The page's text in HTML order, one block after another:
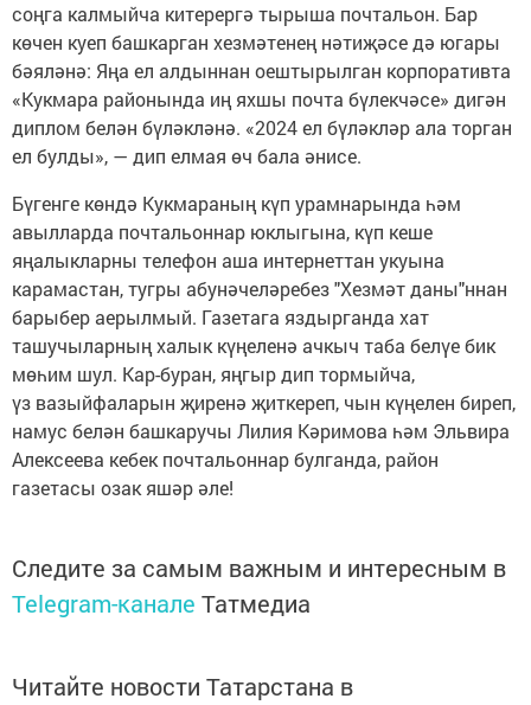
соңга калмыйча китерергә тырыша почтальон. Бар
көчен куеп башкарган хезмәтенең нәтиҗәсе дә югары
бәяләнә: Яңа ел алдыннан оештырылган корпоративта
«Кукмара районында иң яхшы почта бүлекчәсе» дигән
диплом белән бүләкләнә. «2024 ел бүләкләр ала торган
ел булды», — дип елмая өч бала әнисе.
Бүгенге көндә Кукмараның күп урамнарында һәм
авылларда почтальоннар юклыгына, күп кеше
яңалыкларны телефон аша интернеттан укуына
карамастан, тугры абунәчеләребез "Хезмәт даны"ннан
барыбер аерылмый. Газетага яздырганда хат
ташучыларның халык күңеленә ачкыч таба белүе бик
мөһим шул. Кар-буран, яңгыр дип тормыйча,
үз вазыйфаларын җиренә җиткереп, чын күңелен биреп,
намус белән башкаручы Лилия Кәримова һәм Эльвира
Алексеева кебек почтальоннар булганда, район
газетасы озак яшәр әле!
Следите за самым важным и интересным в
Telegram-канале Татмедиа
Читайте новости Татарстана в